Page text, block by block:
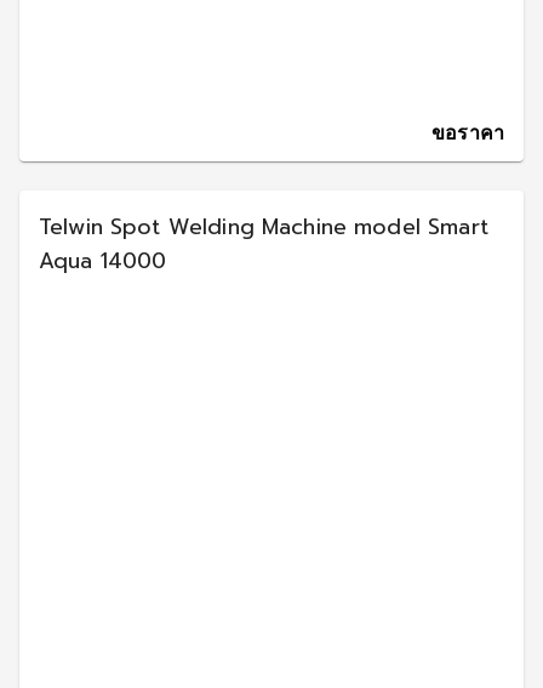
ขอราคา
Telwin Spot Welding Machine model Smart
Aqua 14000